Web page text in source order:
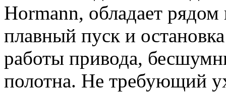
Hormann, обладает
плавный пуск и
работы привода,
полотна. Не требующий